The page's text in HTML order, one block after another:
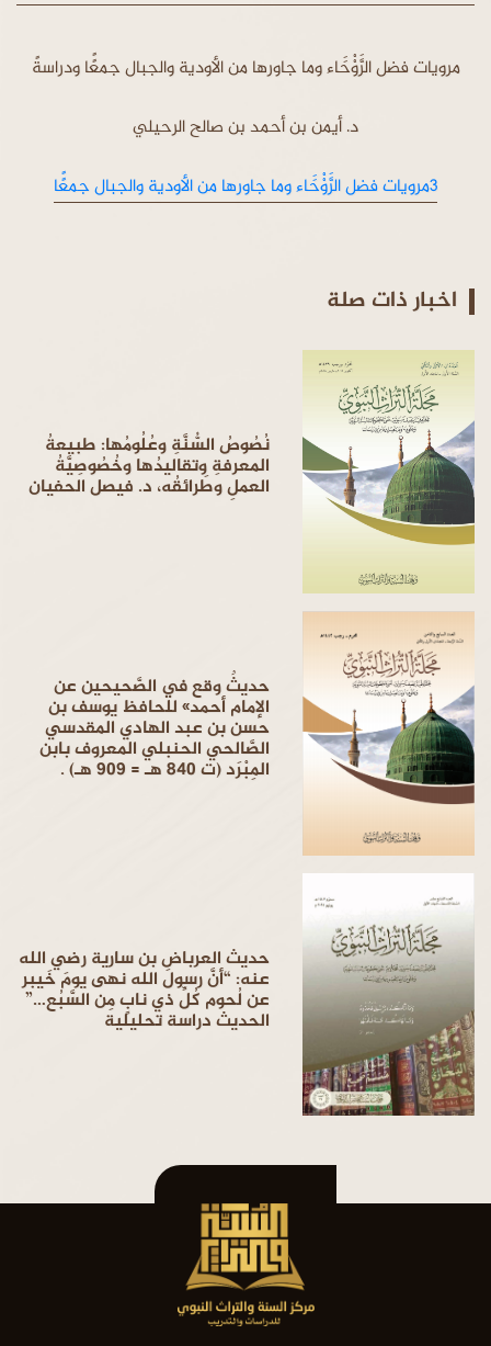
مرويات فضل الرََّوْْحََاء وما جاورها من الأودية والجبال جمعًًا ودراسةً
د. أيمن بن أحمد بن صالح الرحيلي
3مرويات فضل الرََّوْْحََاء وما جاورها من الأودية والجبال جمعًًا
اخبار ذات صلة
نُصُوصُ السُّنَّةِ وعُلُومُها: طبيعةُ
المعرفةِ وتقاليدُها وخُصُوصِيَّةُ
العملِ وطَرائقُه، د. فيصل الحفيان
حديثٌ وقع في الصَّحيحين عن
الإمام أحمد» للحافظ يوسف بن
حسن بن عبد الهادي المقدسي
الصَّالحي الحنبلي المعروف بابن
المِبْرَد (ت 840 هـ = 909 هـ) .
حديث العرباض بن سارية رضي الله
عنه: “أنَّ رسولَ الله نهى يومَ خَيبر
عن لُحوم كُلِّ ذي نابٍ مِن السَّبُع…”
الحديث دراسة تحليلية